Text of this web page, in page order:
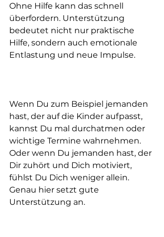
Ohne Hilfe kann das schnell
überfordern. Unterstützung
bedeutet nicht nur praktische
Hilfe, sondern auch emotionale
Entlastung und neue Impulse.
Wenn Du zum Beispiel jemanden
hast, der auf die Kinder aufpasst,
kannst Du mal durchatmen oder
wichtige Termine wahrnehmen.
Oder wenn Du jemanden hast, der
Dir zuhört und Dich motiviert,
fühlst Du Dich weniger allein.
Genau hier setzt gute
Unterstützung an.